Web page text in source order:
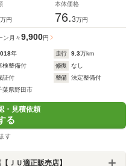
万円
本体価格
76.3万円
ン 月々9,900円
年 走行 9.3万km
検整備付 修復
なし
証付 整備
法定整備付
葉県野田市
・見積依頼
る
す
ＪＵ適正販売店】